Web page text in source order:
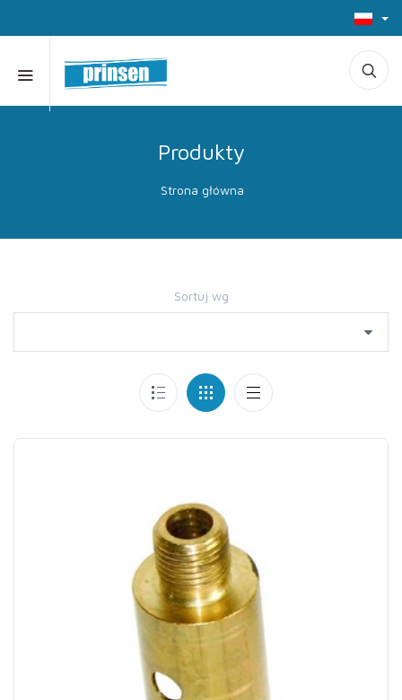
Produkty
Strona główna
Sortuj wg